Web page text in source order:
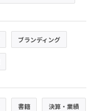
ブランディング
書籍 決算・業績